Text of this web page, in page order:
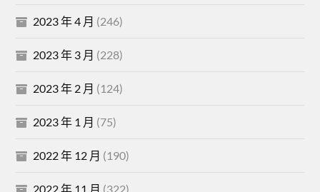
2023 年 4 月 (246)
2023 年 3 月 (228)
2023 年 2 月 (124)
2023 年 1 月 (75)
2022 年 12 月 (190)
2022 年 11 月 (322)